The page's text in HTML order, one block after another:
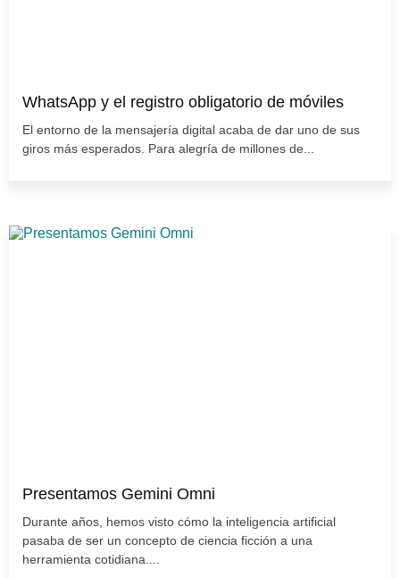
WhatsApp y el registro obligatorio de móviles
El entorno de la mensajería digital acaba de dar uno de sus
giros más esperados. Para alegría de millones de...
Presentamos Gemini Omni
Durante años, hemos visto cómo la inteligencia artificial
pasaba de ser un concepto de ciencia ficción a una
herramienta cotidiana....